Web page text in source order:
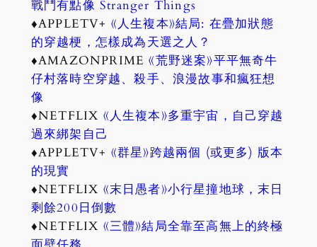
戰鬥有點像 Stranger Things
♦APPLETV+ 《人生複本》結局: 在疊加狀態
的穿越梗，怎樣成為天選之人？
♦AMAZONPRIME《荒野迷案》平平無奇牛
仔村落時空穿越、殺手、浪漫故事和瘋狂想
像
♦NETFLIX 《人生複本》多重宇宙，自己穿越
過來綁架自己
♦APPLETV+ 《群星》跨越兩個 (或更多) 版本
的現實
♦NETFLIX 《末日愚者》小行星撞地球，末日
剩餘200日倒數
♦NETFLIX 《三體》結局全靠至高無上的終極